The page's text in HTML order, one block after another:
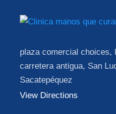
plaza comercial choices,
carretera antigua, San
Sacatepéquez
View Directions